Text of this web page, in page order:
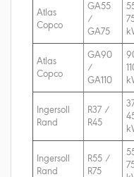
Atlas
Copco
GA55
/
GA75
Atlas
Copco
GA90
/
GA110
Ingersoll
Rand
R37 /
R45
Ingersoll
Rand
R55 /
R75